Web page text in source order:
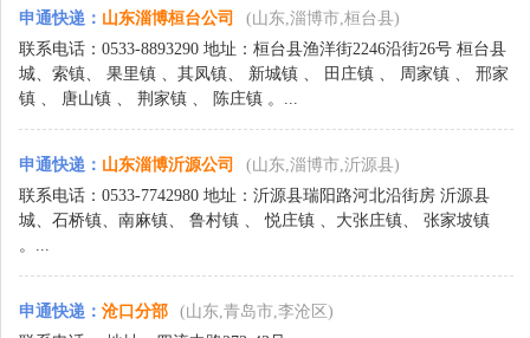
申通快递 ： 山东淄博桓台公司
(山东,淄博市,桓台县)
联系电话：0533-8893290 地址：桓台县渔洋街2246沿街26号 桓台县
城、索镇、 果里镇 、其凤镇、 新城镇 、 田庄镇 、 周家镇 、 邢家
镇 、 唐山镇 、 荆家镇 、 陈庄镇 。...
申通快递 ： 山东淄博沂源公司
(山东,淄博市,沂源县)
联系电话：0533-7742980 地址：沂源县瑞阳路河北沿街房 沂源县
城、石桥镇、南麻镇、 鲁村镇 、 悦庄镇 、大张庄镇、 张家坡镇
。...
申通快递 ： 沧口分部
(山东,青岛市,李沧区)